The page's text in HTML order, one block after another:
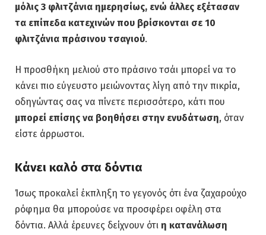
μόλις 3 φλιτζάνια ημερησίως, ενώ άλλες εξέτασαν
τα επίπεδα κατεχινών που βρίσκονται σε 10
φλιτζάνια πράσινου τσαγιού.
Η προσθήκη μελιού στο πράσινο τσάι μπορεί να το
κάνει πιο εύγευστο μειώνοντας λίγη από την πικρία,
οδηγώντας σας να πίνετε περισσότερο, κάτι που
μπορεί επίσης να βοηθήσει στην ενυδάτωση, όταν
είστε άρρωστοι.
Κάνει καλό στα δόντια
Ίσως προκαλεί έκπληξη το γεγονός ότι ένα ζαχαρούχο
ρόφημα θα μπορούσε να προσφέρει οφέλη στα
δόντια. Αλλά έρευνες δείχνουν ότι η κατανάλωση